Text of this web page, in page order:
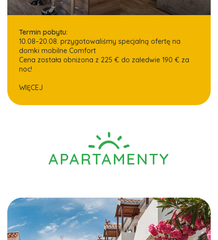
Termin pobytu:
10.08–20.08. przygotowaliśmy specjalną ofertę na
domki mobilne Comfort
Cena została obniżona z 225 € do zaledwie 190 € za
noc!
WIĘCEJ
APARTAMENTY